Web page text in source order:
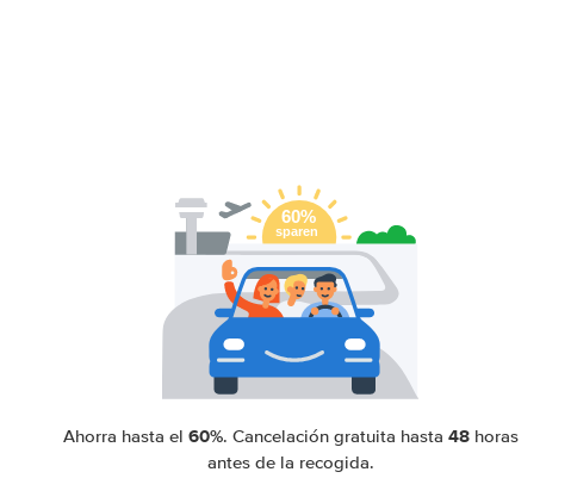
Ahorra hasta el 60%. Cancelación gratuita hasta 48horas
antes de la recogida.